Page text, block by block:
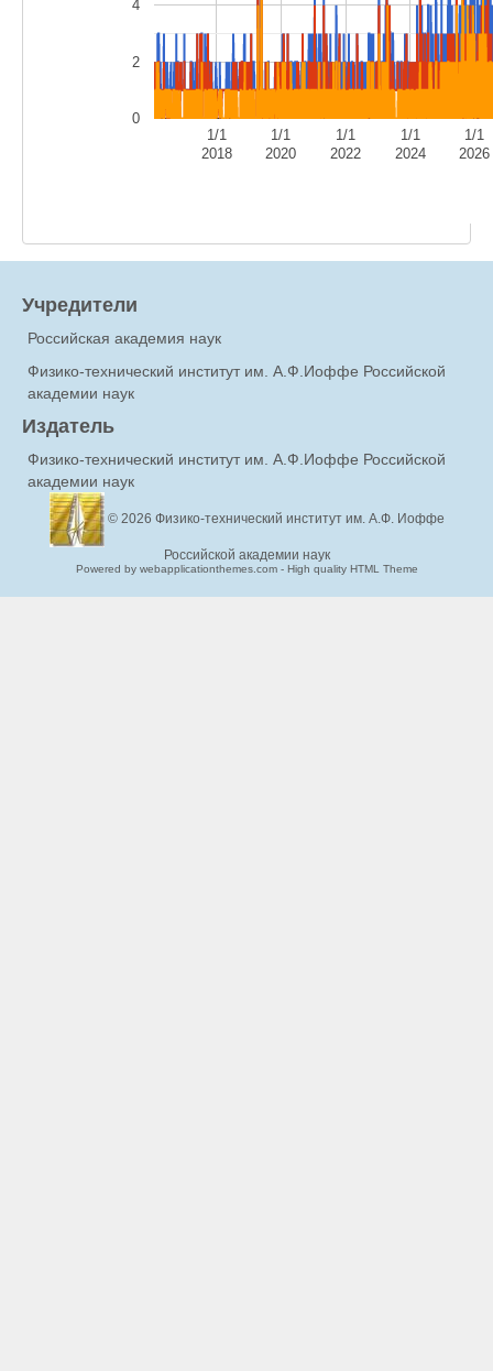
1/1
2018
1/1
2020
1/1
2022
1/1
2024
1/1
2026
0
2
4
Учредители
Российская академия наук
Физико-технический институт им. А.Ф.Иоффе Российской
академии наук
Издатель
Физико-технический институт им. А.Ф.Иоффе Российской
академии наук
© 2026 Физико-технический институт им. А.Ф. Иоффе
Российской академии наук
Powered by webapplicationthemes.com - High quality HTML Theme